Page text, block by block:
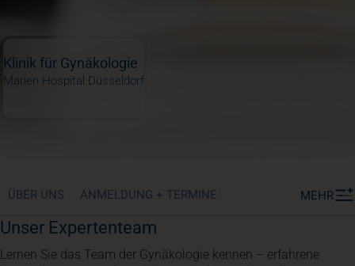
Klinik für Gynäkologie
Marien Hospital Düsseldorf
ÜBER UNS ANMELDUNG + TERMINE MEHR
Unser Expertenteam
Lernen Sie das Team der Gynäkologie kennen – erfahrene